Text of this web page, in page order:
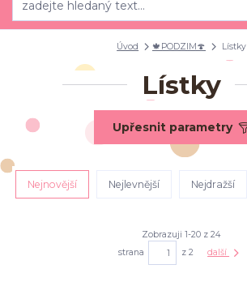
Úvod 🍁PODZIM🍄 Lístky
Lístky
Upřesnit parametry
Nejnovější Nejlevnější Nejdražší
Zobrazuji 1-20 z 24
strana
z 2 další